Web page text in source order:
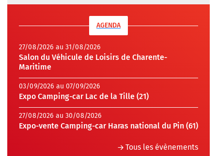
AGENDA
27/08/2026 au 31/08/2026
Salon du Véhicule de Loisirs de Charente-
Maritime
03/09/2026 au 07/09/2026
Expo Camping-car Lac de la Tille (21)
27/08/2026 au 30/08/2026
Expo-vente Camping-car Haras national du Pin (61)
Tous les évènements